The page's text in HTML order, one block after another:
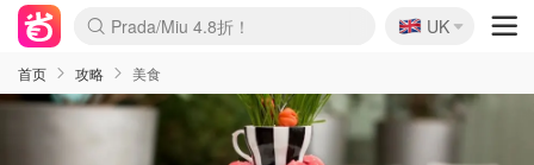
麦卢卡蜂蜜夏促！个位数！
Prada/Miu 4.8折！
啥？必胜客披萨5折！
🇬🇧
UK
首页 攻略 美食